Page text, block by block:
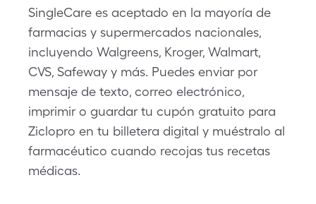
SingleCare es aceptado en la mayoría de
farmacias y supermercados nacionales,
incluyendo Walgreens, Kroger, Walmart,
CVS, Safeway y más. Puedes enviar por
mensaje de texto, correo electrónico,
imprimir o guardar tu cupón gratuito para
Ziclopro en tu billetera digital y muéstralo al
farmacéutico cuando recojas tus recetas
médicas.